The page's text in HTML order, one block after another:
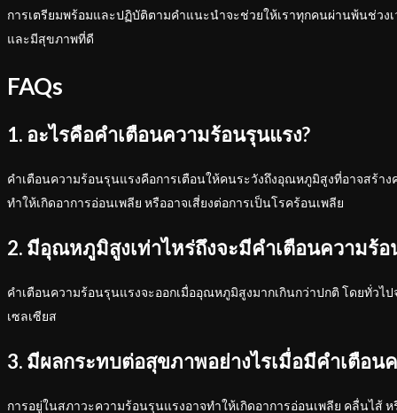
การเตรียมพร้อมและปฏิบัติตามคำแนะนำจะช่วยให้เราทุกคนผ่านพ้นช่วง
และมีสุขภาพที่ดี
FAQs
1. อะไรคือคำเตือนความร้อนรุนแรง?
คำเตือนความร้อนรุนแรงคือการเตือนให้คนระวังถึงอุณหภูมิสูงที่อาจสร้าง
ทำให้เกิดอาการอ่อนเพลีย หรืออาจเสี่ยงต่อการเป็นโรคร้อนเพลีย
2. มีอุณหภูมิสูงเท่าไหร่ถึงจะมีคำเตือนความร้อ
คำเตือนความร้อนรุนแรงจะออกเมื่ออุณหภูมิสูงมากเกินกว่าปกติ โดยทั่วไ
เซลเซียส
3. มีผลกระทบต่อสุขภาพอย่างไรเมื่อมีคำเตือน
การอยู่ในสภาวะความร้อนรุนแรงอาจทำให้เกิดอาการอ่อนเพลีย คลื่นไส้